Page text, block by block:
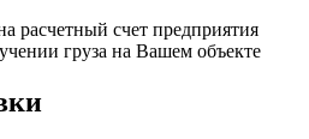
расчетный счет предприятия
груза на Вашем объекте